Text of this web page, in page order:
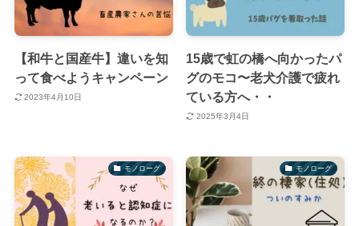
【和牛と国産牛】違いを知
って食べようキャンペーン
2023年4月10日
15歳で虹の橋へ向かったパ
グのモコ〜老犬介護で疲れ
ている方へ・・
2025年3月4日
モノローグ モノローグ